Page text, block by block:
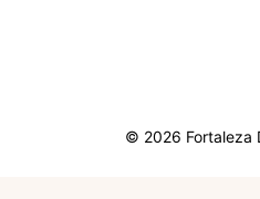
© 2026 Fortaleza